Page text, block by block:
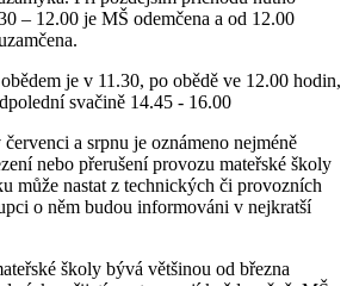
– 12.00 je MŠ odemčena a od 12.00
je v 11.30, po obědě ve 12.00 hodin,
svačině 14.45 - 16.00
a srpnu je oznámeno nejméně
nebo přerušení provozu mateřské školy
může nastat z technických či provozních
o něm budou informováni v nejkratší
školy bývá většinou od března